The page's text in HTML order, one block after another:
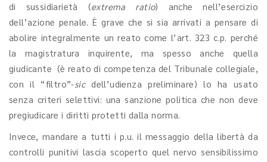
di sussidiarietà (extrema ratio) anche nell’esercizio
dell’azione penale. È grave che si sia arrivati a pensare di
abolire integralmente un reato come l’art. 323 c.p. perché
la magistratura inquirente, ma spesso anche quella
giudicante (è reato di competenza del Tribunale collegiale,
con il “filtro”-sicdell’udienza preliminare) lo ha usato
senza criteri selettivi: una sanzione politica che non deve
pregiudicare i diritti protetti dalla norma.
Invece, mandare a tutti i p.u. il messaggio della libertà da
controlli punitivi lascia scoperto quel nervo sensibilissimo